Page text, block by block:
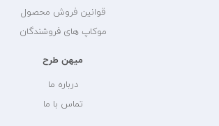
قوانین فروش محصول
موکاپ های فروشندگان
میهن طرح
درباره ما
تماس با ما